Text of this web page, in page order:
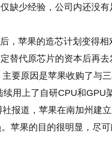
缺少经验，公司内还没
，苹果的造芯计划变得
替代原芯片的资本后再
要原因是苹果收购了与
用上了自研CPU和GPU
报道，苹果在南加州建
苹果的目的很明显，尽